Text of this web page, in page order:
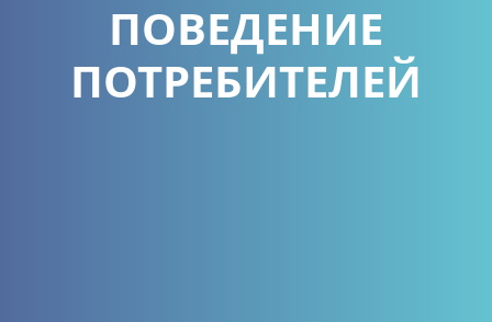
ПОВЕДЕНИЕ
ПОТРЕБИТЕЛЕЙ